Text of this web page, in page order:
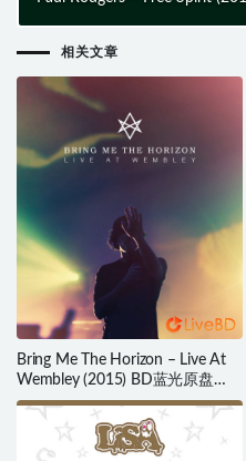
相关文章
Bring Me The Horizon – Live At
Wembley (2015) BD蓝光原盘
22.1G